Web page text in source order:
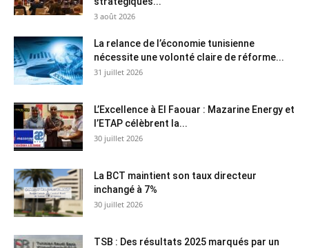
3 août 2026
La relance de l’économie tunisienne
nécessite une volonté claire de réforme...
31 juillet 2026
L’Excellence à El Faouar : Mazarine Energy et
l’ETAP célèbrent la...
30 juillet 2026
La BCT maintient son taux directeur
inchangé à 7%
30 juillet 2026
TSB : Des résultats 2025 marqués par un